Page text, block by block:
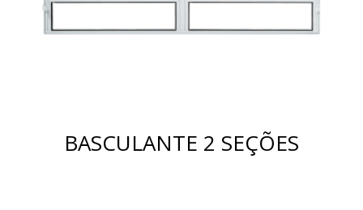
BASCULANTE 2 SEÇÕES